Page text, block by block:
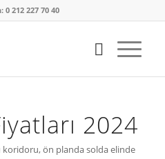
0 212 227 70 40
2024